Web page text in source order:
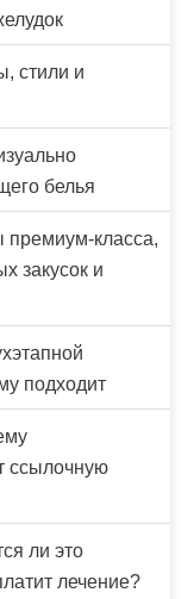
стили и
белья
класса,
закусок и
подходит
ссылочную
ли это
лечение?